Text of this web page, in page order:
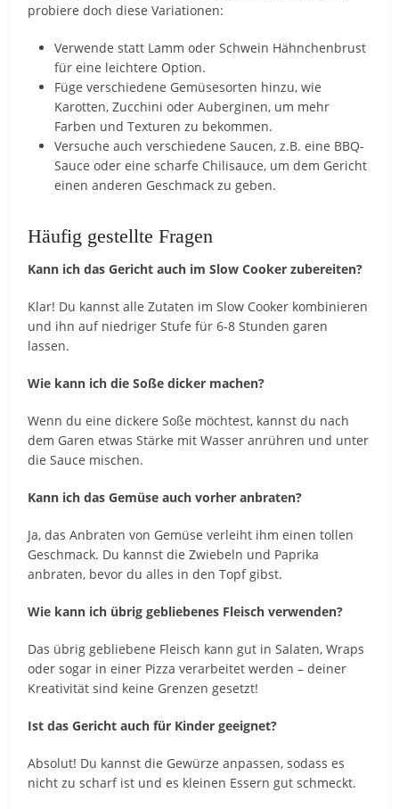
probiere doch diese Variationen:
Verwende statt Lamm oder Schwein Hähnchenbrust
für eine leichtere Option.
Füge verschiedene Gemüsesorten hinzu, wie
Karotten, Zucchini oder Auberginen, um mehr
Farben und Texturen zu bekommen.
Versuche auch verschiedene Saucen, z.B. eine BBQ-
Sauce oder eine scharfe Chilisauce, um dem Gericht
einen anderen Geschmack zu geben.
Häufig gestellte Fragen
Kann ich das Gericht auch im Slow Cooker zubereiten?
Klar! Du kannst alle Zutaten im Slow Cooker kombinieren
und ihn auf niedriger Stufe für 6-8 Stunden garen
lassen.
Wie kann ich die Soße dicker machen?
Wenn du eine dickere Soße möchtest, kannst du nach
dem Garen etwas Stärke mit Wasser anrühren und unter
die Sauce mischen.
Kann ich das Gemüse auch vorher anbraten?
Ja, das Anbraten von Gemüse verleiht ihm einen tollen
Geschmack. Du kannst die Zwiebeln und Paprika
anbraten, bevor du alles in den Topf gibst.
Wie kann ich übrig gebliebenes Fleisch verwenden?
Das übrig gebliebene Fleisch kann gut in Salaten, Wraps
oder sogar in einer Pizza verarbeitet werden – deiner
Kreativität sind keine Grenzen gesetzt!
Ist das Gericht auch für Kinder geeignet?
Absolut! Du kannst die Gewürze anpassen, sodass es
nicht zu scharf ist und es kleinen Essern gut schmeckt.